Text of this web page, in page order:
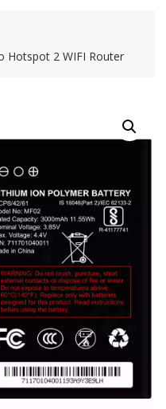
Hotspot 2 WIFI Router